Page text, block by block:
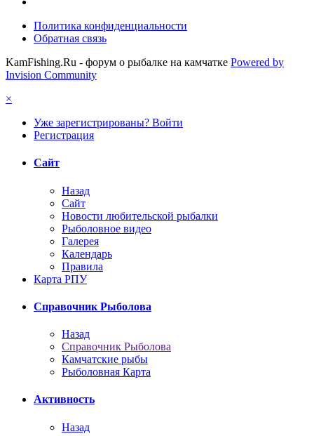
Политика конфиденциальности
Обратная связь
KamFishing.Ru - форум о рыбалке на камчатке Powered by
Invision Community
×
Уже зарегистрированы? Войти
Регистрация
Сайт
Назад
Сайт
Новости любительской рыбалки
Рыболовное видео
Галерея
Календарь
Правила
Карта РПУ
Справочник Рыболова
Назад
Справочник Рыболова
Камчатские рыбы
Рыболовная Карта
Активность
Назад